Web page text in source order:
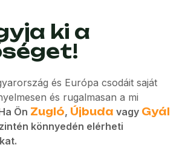
ki a
és Európa csodáit saját
és rugalmasan a mi
Ön Zugló, Újbuda vagy Gyál
könnyedén elérheti